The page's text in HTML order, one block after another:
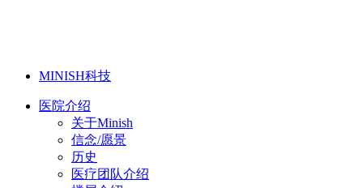
MINISH科技
医院介绍
关于Minish
信念/愿景
历史
医疗团队介绍